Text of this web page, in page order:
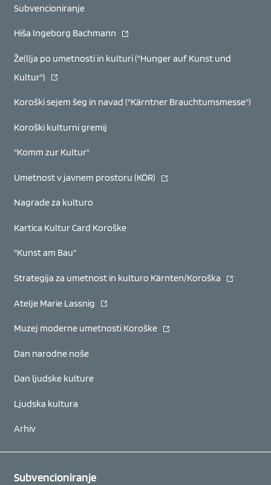
Subvencioniranje
Hiša Ingeborg Bachmann (se odpre v novem oknu)
Že(l)ja po umetnosti in kulturi ("Hunger auf Kunst und
Kultur") (se odpre v novem oknu)
Koroški sejem šeg in navad ("Kärntner Brauchtumsmesse")
Koroški kulturni gremij
"Komm zur Kultur"
Umetnost v javnem prostoru (KÖR) (se odpre v novem oknu)
Nagrade za kulturo
Kartica Kultur Card Koroške
"Kunst am Bau"
Strategija za umetnost in kulturo Kärnten/Koroška (se odpre
Atelje Marie Lassnig (se odpre v novem oknu)
Muzej moderne umetnosti Koroške (se odpre v novem oknu)
Dan narodne noše
Dan ljudske kulture
Ljudska kultura
Arhiv
Subvencioniranje